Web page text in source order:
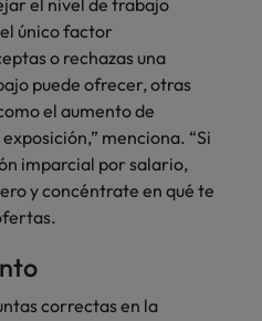
el nivel de trabajo
único factor
o rechazas una
puede ofrecer, otras
el aumento de
menciona. “Si
imparcial por salario,
y concéntrate en qué te
correctas en la